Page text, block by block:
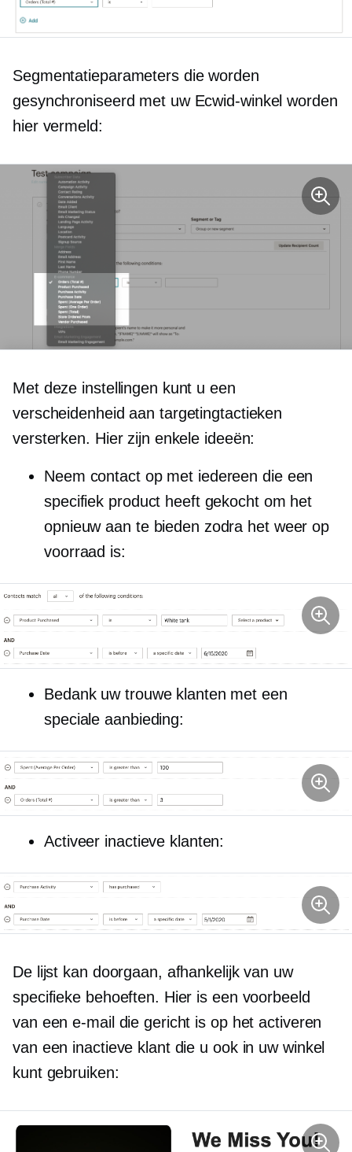
Segmentatieparameters die worden
gesynchroniseerd met uw Ecwid-winkel worden
hier vermeld:
Met deze instellingen kunt u een
verscheidenheid aan targetingtactieken
versterken. Hier zijn enkele ideeën:
Neem contact op met iedereen die een
specifiek product heeft gekocht om het
opnieuw aan te bieden zodra het weer op
voorraad is:
Bedank uw trouwe klanten met een
speciale aanbieding:
Activeer inactieve klanten:
De lijst kan doorgaan, afhankelijk van uw
specifieke behoeften. Hier is een voorbeeld
van een e-mail die gericht is op het activeren
van een inactieve klant die u ook in uw winkel
kunt gebruiken: